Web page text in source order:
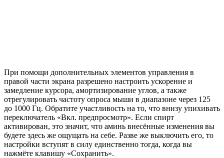
При помощи дополнительных элементов управления в
правой части экрана разрешено настроить ускорение и
замедление курсора, амортизирование углов, а также
отрегулировать частоту опроса мыши в диапазоне через 125
до 1000 Гц. Обратите участливость на то, что внизу упихивать
переключатель «Вкл. предпросмотр». Если спирт
активирован, это значит, что аминь внесённые изменения вы
будете здесь же ощущать на себе. Разве же выключить его, то
настройки вступят в силу единственно тогда, когда вы
нажмёте клавишу «Сохранить».